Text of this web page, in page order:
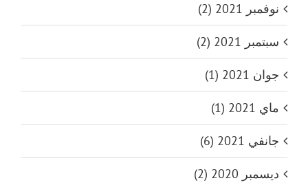
نوفمبر 2021 (2)
سبتمبر 2021 (2)
جوان 2021 (1)
ماي 2021 (1)
جانفي 2021 (6)
ديسمبر 2020 (2)